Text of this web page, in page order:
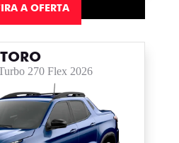
A OFERTA
TORO
270 Flex 2026